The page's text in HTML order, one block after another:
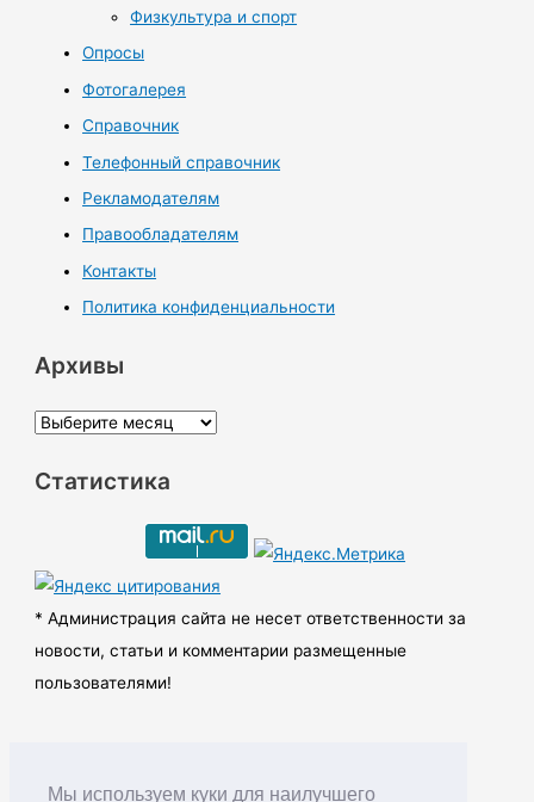
Мы используем куки для наилучшего
Физкультура и спорт
Опросы
Фотогалерея
Справочник
Телефонный справочник
Рекламодателям
Правообладателям
Контакты
Политика конфиденциальности
Архивы
А
х
ы
Статистика
* Администрация сайта не несет ответственности за
новости, статьи и комментарии размещенные
пользователями!